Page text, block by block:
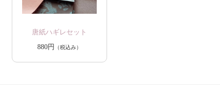
唐紙ハギレセット
880円
（税込み）